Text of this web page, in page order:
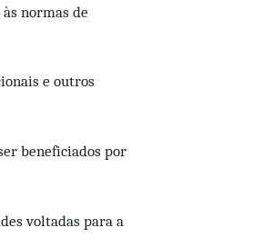
normas de
e outros
beneficiados por
voltadas para a